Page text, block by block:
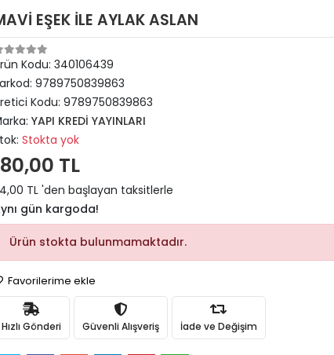
EŞEK İLE AYLAK ASLAN
Kodu: 340106439
9789750839863
Kodu: 9789750839863
YAPI KREDİ YAYINLARI
Stokta yok
TL
TL 'den başlayan taksitlerle
gün kargoda!
Ürün stokta bulunmamaktadır.
Favorilerime ekle
Hızlı Gönderi Güvenli Alışveriş İade ve Değişim